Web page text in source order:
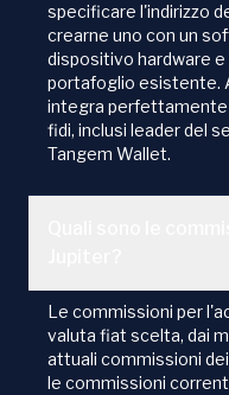
specificare l'indirizzo
crearne uno con un
dispositivo hardware
portafoglio esistente.
integra perfettamente
fidi, inclusi leader del
Tangem Wallet.
Le commissioni per
valuta fiat scelta, dai
attuali commissioni
le commissioni